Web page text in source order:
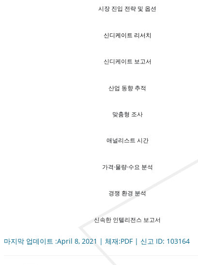
시장 진입 전략 및 옵션
신디케이트 리서치
신디케이트 보고서
산업 동향 추적
맞춤형 조사
애널리스트 시간
가격·물량·수요 분석
경쟁 환경 분석
신속한 인텔리전스 보고서
마지막 업데이트 :April 8, 2021 | 체재:PDF | 신고 ID: 103164